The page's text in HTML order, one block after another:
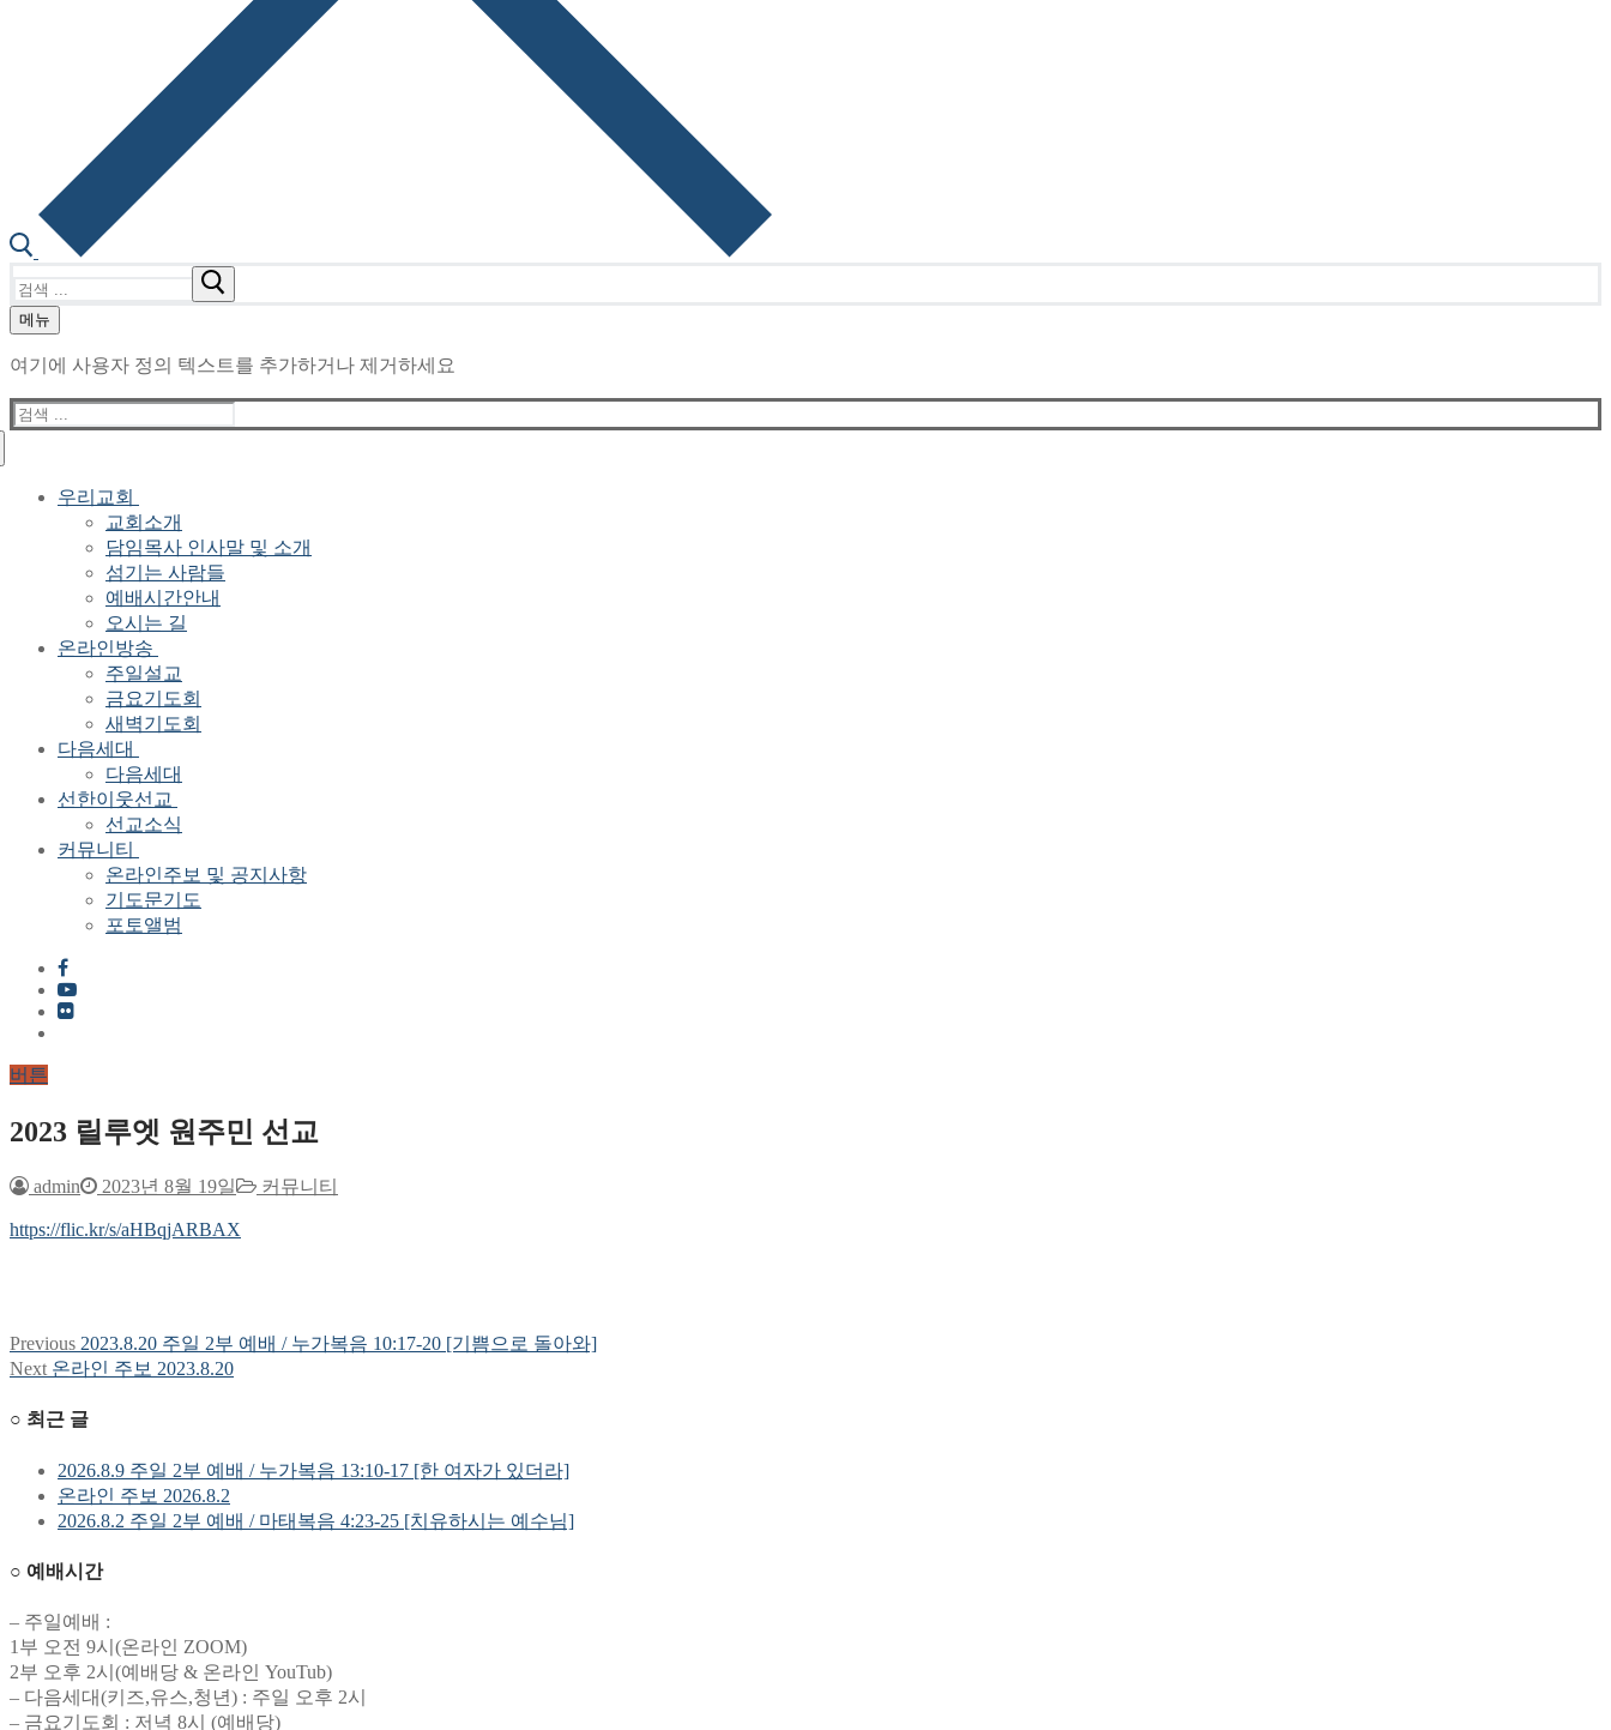
색
메뉴
여기에 사용자 정의 텍스트를 추가하거나 제거하세요
검
색
우리교회
교회소개
담임목사 인사말 및 소개
섬기는 사람들
예배시간안내
오시는 길
온라인방송
주일설교
금요기도회
새벽기도회
다음세대
다음세대
선한이웃선교
선교소식
커뮤니티
온라인주보 및 공지사항
기도문기도
포토앨범
버튼
2023 릴루엣 원주민 선교
admin 2023년 8월 19일 커뮤니티
https://flic.kr/s/aHBqjARBAX
글
색
Previous Previous
post:
2023.8.20 주일 2부 예배 / 누가복음 10:17-20 [기쁨으로 돌아와]
Next Next
온라인 주보 2023.8.20
○ 최근 글
2026.8.9 주일 2부 예배 / 누가복음 13:10-17 [한 여자가 있더라]
온라인 주보 2026.8.2
2026.8.2 주일 2부 예배 / 마태복음 4:23-25 [치유하시는 예수님]
○ 예배시간
– 주일예배 :
1부 오전 9시(온라인 ZOOM)
2부 오후 2시(예배당 & 온라인 YouTub)
– 다음세대(키즈,유스,청년) : 주일 오후 2시
– 금요기도회 : 저녁 8시 (예배당)